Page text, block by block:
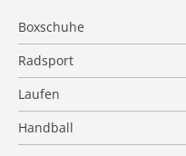
Boxschuhe
Radsport
Laufen
Handball